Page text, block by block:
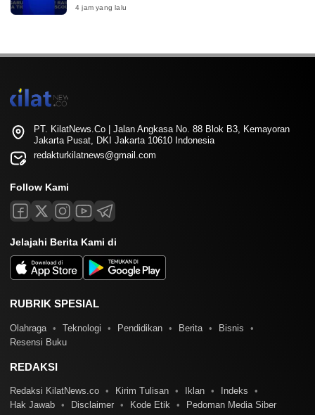
4 jam yang lalu
PT. KilatNews.Co | Jalan Angkasa No. 88 Blok B3, Kemayoran
Jakarta Pusat, DKI Jakarta 10610 Indonesia
redakturkilatnews@gmail.com
Follow Kami
Jelajahi Berita Kami di
RUBRIK SPESIAL
Olahraga Teknologi Pendidikan Berita
Bisnis
Resensi Buku
REDAKSI
Redaksi KilatNews.co Kirim Tulisan Iklan
Indeks
Hak Jawab
Disclaimer Kode Etik Pedoman Media Siber